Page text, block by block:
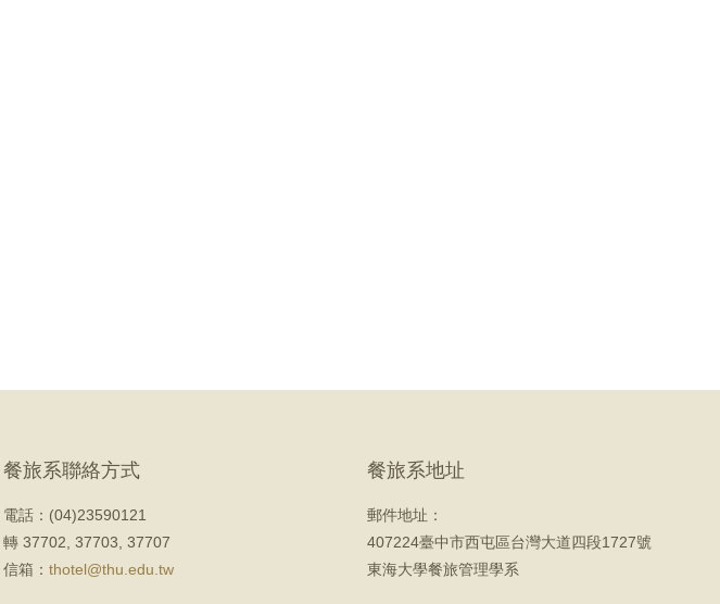
餐旅系聯絡方式
電話：(04)23590121
轉 37702, 37703, 37707
信箱： thotel@thu.edu.tw
餐旅系地址
郵件地址：
407224臺中市西屯區台灣大道四段1727號
東海大學餐旅管理學系